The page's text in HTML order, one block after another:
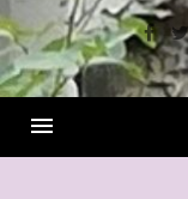
ス
キ
ッ